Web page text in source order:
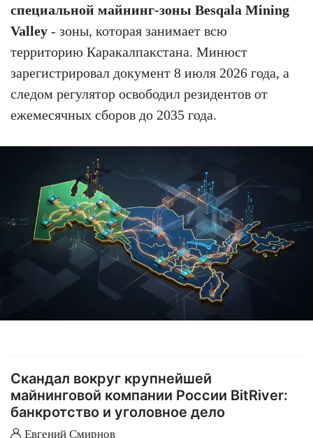
специальной майнинг-зоны Besqala Mining
Valley - зоны, которая занимает всю
территорию Каракалпакстана. Минюст
зарегистрировал документ 8 июля 2026 года, а
следом регулятор освободил резидентов от
ежемесячных сборов до 2035 года.
Скандал вокруг крупнейшей
майнинговой компании России BitRiver:
банкротство и уголовное дело
Евгений Смирнов